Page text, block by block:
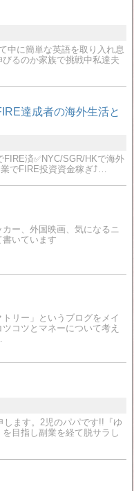
中に簡単な英語を取り入れ息
るのか家族で挑戦中私達夫
達成者の海外生活と
FIRE済✅NYC/SGR/HKで海外
でFIRE投資資金稼ぎ⤴️…
ー、外国映画、気になるニ
書いています
トリー」というブログをメイ
コツとマネーについて考え
します。2児のパパです!!『ゆ
目指し副業を経て脱サラし